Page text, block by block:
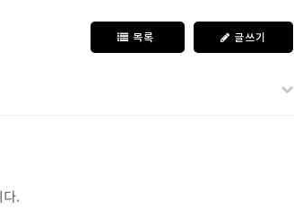
목록 글쓰기
다.